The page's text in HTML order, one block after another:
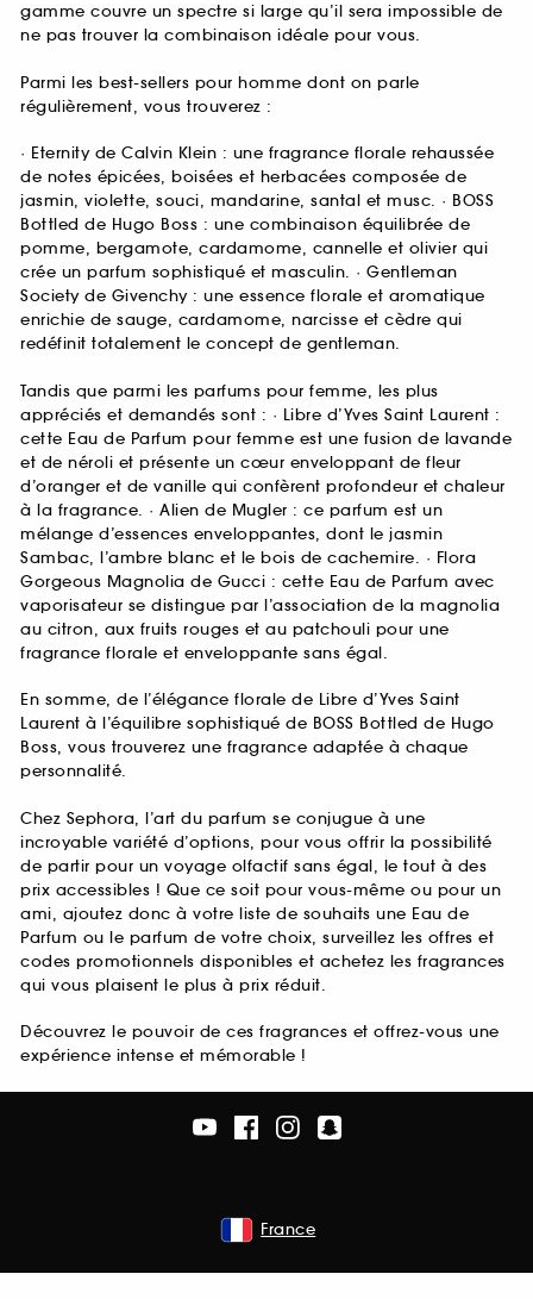
gamme couvre un spectre si large qu’il sera impossible de
ne pas trouver la combinaison idéale pour vous.
Parmi les best-sellers pour homme dont on parle
régulièrement, vous trouverez :
· Eternity de Calvin Klein : une fragrance florale rehaussée
de notes épicées, boisées et herbacées composée de
jasmin, violette, souci, mandarine, santal et musc. · BOSS
Bottled de Hugo Boss : une combinaison équilibrée de
pomme, bergamote, cardamome, cannelle et olivier qui
crée un parfum sophistiqué et masculin. · Gentleman
Society de Givenchy : une essence florale et aromatique
enrichie de sauge, cardamome, narcisse et cèdre qui
redéfinit totalement le concept de gentleman.
Tandis que parmi les parfums pour femme, les plus
appréciés et demandés sont : · Libre d’Yves Saint Laurent :
cette Eau de Parfum pour femme est une fusion de lavande
et de néroli et présente un cœur enveloppant de fleur
d’oranger et de vanille qui confèrent profondeur et chaleur
à la fragrance. · Alien de Mugler : ce parfum est un
mélange d’essences enveloppantes, dont le jasmin
Sambac, l’ambre blanc et le bois de cachemire. · Flora
Gorgeous Magnolia de Gucci : cette Eau de Parfum avec
vaporisateur se distingue par l’association de la magnolia
au citron, aux fruits rouges et au patchouli pour une
fragrance florale et enveloppante sans égal.
En somme, de l’élégance florale de Libre d’Yves Saint
Laurent à l’équilibre sophistiqué de BOSS Bottled de Hugo
Boss, vous trouverez une fragrance adaptée à chaque
personnalité.
Chez Sephora, l’art du parfum se conjugue à une
incroyable variété d’options, pour vous offrir la possibilité
de partir pour un voyage olfactif sans égal, le tout à des
prix accessibles ! Que ce soit pour vous-même ou pour un
ami, ajoutez donc à votre liste de souhaits une Eau de
Parfum ou le parfum de votre choix, surveillez les offres et
codes promotionnels disponibles et achetez les fragrances
qui vous plaisent le plus à prix réduit.
Découvrez le pouvoir de ces fragrances et offrez-vous une
expérience intense et mémorable !
France